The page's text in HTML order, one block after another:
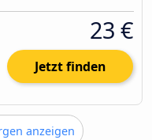
23 €
Jetzt finden
anzeigen